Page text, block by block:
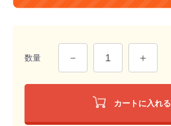
数量
カートに入れる